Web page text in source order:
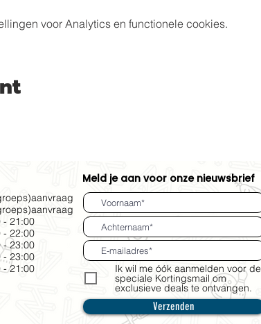
voor Analytics en functionele cookies.
Meld je aan voor onze nieuwsbrief
Ik wil me óók aanmelden voor de
speciale Kortingsmail om
exclusieve deals te ontvangen.
Verzenden
- 21:00
- 22:00
- 23:00
- 23:00
- 21:00